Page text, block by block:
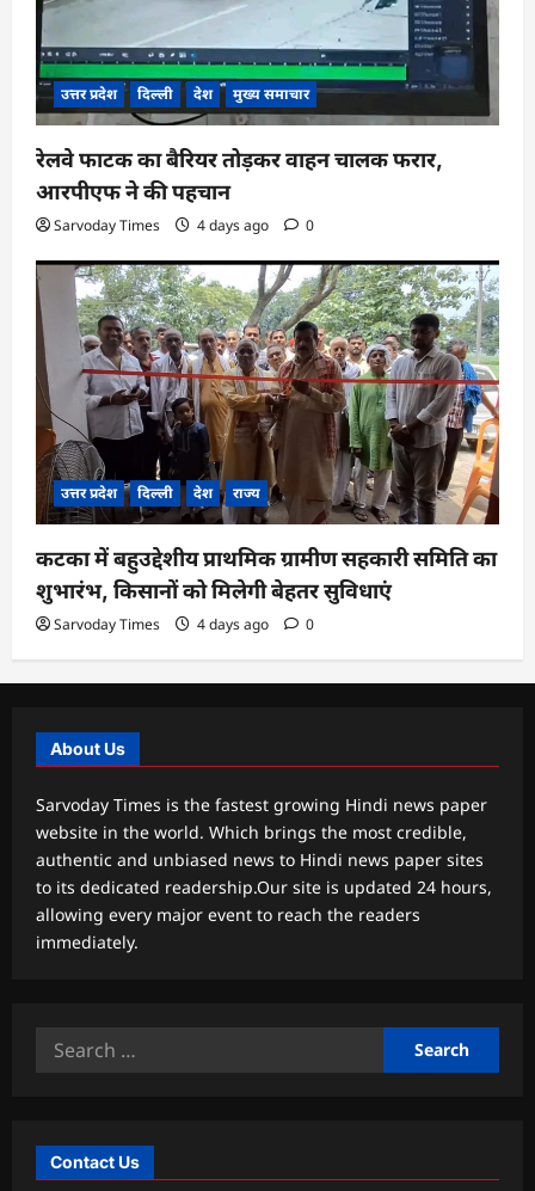
उत्तर प्रदेश दिल्ली देश मुख्य समाचार
रेलवे फाटक का बैरियर तोड़कर वाहन चालक फरार,
आरपीएफ ने की पहचान
Sarvoday Times 4 days ago 0
उत्तर प्रदेश दिल्ली देश राज्य
कटका में बहुउद्देशीय प्राथमिक ग्रामीण सहकारी समिति का
शुभारंभ, किसानों को मिलेगी बेहतर सुविधाएं
Sarvoday Times 4 days ago 0
About Us
Sarvoday Times is the fastest growing Hindi news paper
website in the world. Which brings the most credible,
authentic and unbiased news to Hindi news paper sites
to its dedicated readership.Our site is updated 24 hours,
allowing every major event to reach the readers
immediately.
Search
Contact Us